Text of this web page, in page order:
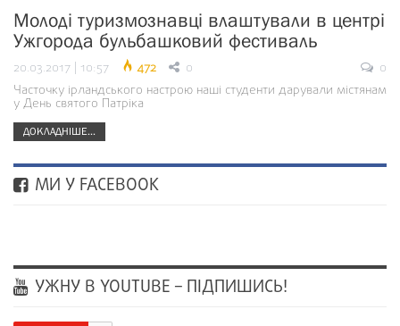
Молоді туризмознавці влаштували в центрі
Ужгорода бульбашковий фестиваль
20.03.2017 | 10:57 472 0
0
Часточку ірландського настрою наші студенти дарували містянам
у День святого Патріка
ДОКЛАДНІШЕ...
МИ У FACEBOOK
УЖНУ В YOUTUBE – ПІДПИШИСЬ!